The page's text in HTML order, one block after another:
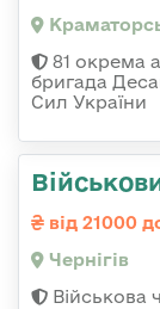
81 окрема
бригада
Сил України
від 21000
Чернігів
Військова